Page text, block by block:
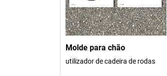
Molde para chão
utilizador de cadeira de rodas